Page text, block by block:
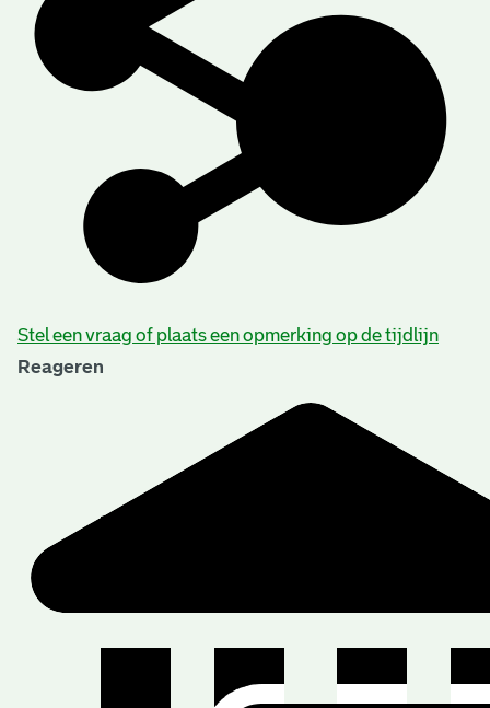
Stel een vraag of plaats een opmerking op de tijdlijn
Reageren